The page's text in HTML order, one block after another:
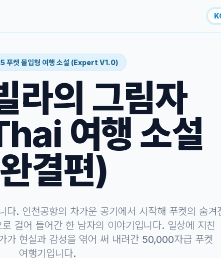
푸켓 몰입형 여행 소설 (Expert V1.0)
라의 그림자
여행 소설
결편)
다. 인천공항의 차가운 공기에서 시작해 푸켓의 숨겨
걸어 들어간 한 남자의 이야기입니다. 일상에 지친
가 현실과 감성을 엮어 써 내려간 50,000자급 푸켓
여행기입니다.